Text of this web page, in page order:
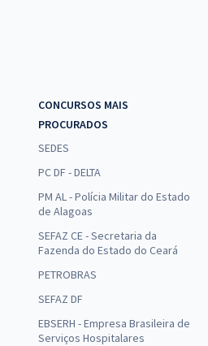
CONCURSOS MAIS
PROCURADOS
SEDES
PC DF - DELTA
PM AL - Polícia Militar do Estado
de Alagoas
SEFAZ CE - Secretaria da
Fazenda do Estado do Ceará
PETROBRAS
SEFAZ DF
EBSERH - Empresa Brasileira de
Serviços Hospitalares